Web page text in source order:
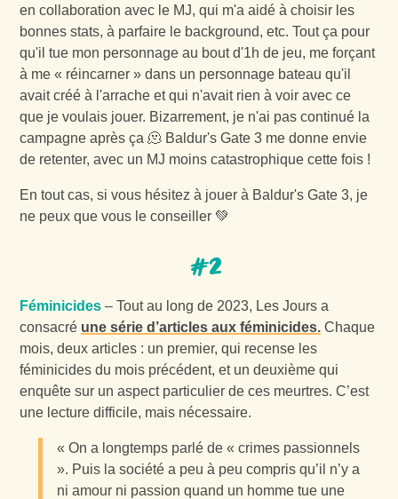
en collaboration avec le MJ, qui m'a aidé à choisir les
bonnes stats, à parfaire le background, etc. Tout ça pour
qu'il tue mon personnage au bout d'1h de jeu, me forçant
à me « réincarner » dans un personnage bateau qu'il
avait créé à l'arrache et qui n'avait rien à voir avec ce
que je voulais jouer. Bizarrement, je n'ai pas continué la
campagne après ça 🫠 Baldur's Gate 3 me donne envie
de retenter, avec un MJ moins catastrophique cette fois !
En tout cas, si vous hésitez à jouer à Baldur's Gate 3, je
ne peux que vous le conseiller 💚
#2
Féminicides – Tout au long de 2023, Les Jours a
consacré une série d’articles aux féminicides. Chaque
mois, deux articles : un premier, qui recense les
féminicides du mois précédent, et un deuxième qui
enquête sur un aspect particulier de ces meurtres. C’est
une lecture difficile, mais nécessaire.
« On a longtemps parlé de « crimes passionnels
». Puis la société a peu à peu compris qu’il n’y a
ni amour ni passion quand un homme tue une